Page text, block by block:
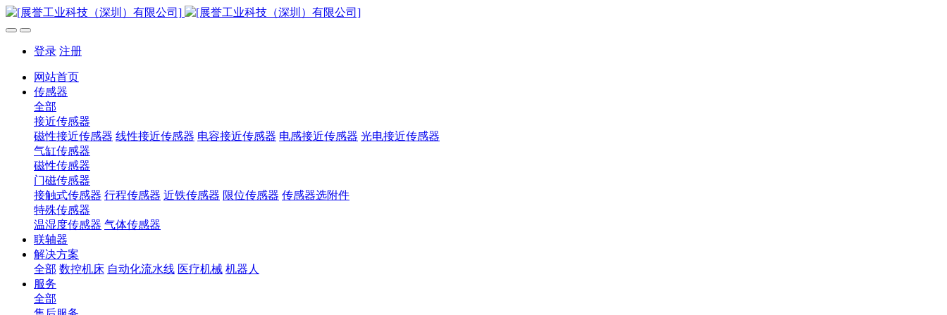
登录 注册
网站首页
传感器
全部
接近传感器
磁性接近传感器 线性接近传感器 电容接近传感器 电感接近传感器 光电接近传感器
气缸传感器
磁性传感器
门磁传感器
接触式传感器 行程传感器 近铁传感器 限位传感器 传感器选附件
特殊传感器
温湿度传感器 气体传感器
联轴器
解决方案
全部 数控机床 自动化流水线 医疗机械 机器人
服务
全部